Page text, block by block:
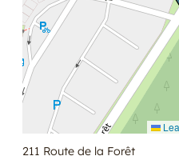
211 Route de la Forêt